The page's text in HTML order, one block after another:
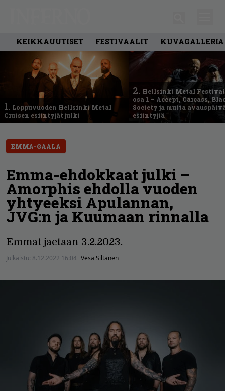
KEIKKAUUTISET FESTIVAALIT KUVAGALLERIA
1. Loppuvuoden Hellsinki Metal
Cruisen esiintyjät julki
2. Hellsinki Metal
osa 1 – Accept, Carcass,
Society ja muita
esiintyjiä
EMMA-GAALA
Emma-ehdokkaat julki –
Amorphis ehdolla vuoden
yhtyeeksi Apulannan,
JVG:n ja Kuumaan rinnalla
Emmat jaetaan 3.2.2023.
Julkaistu: 8.12.2022 16:04 Vesa Siltanen